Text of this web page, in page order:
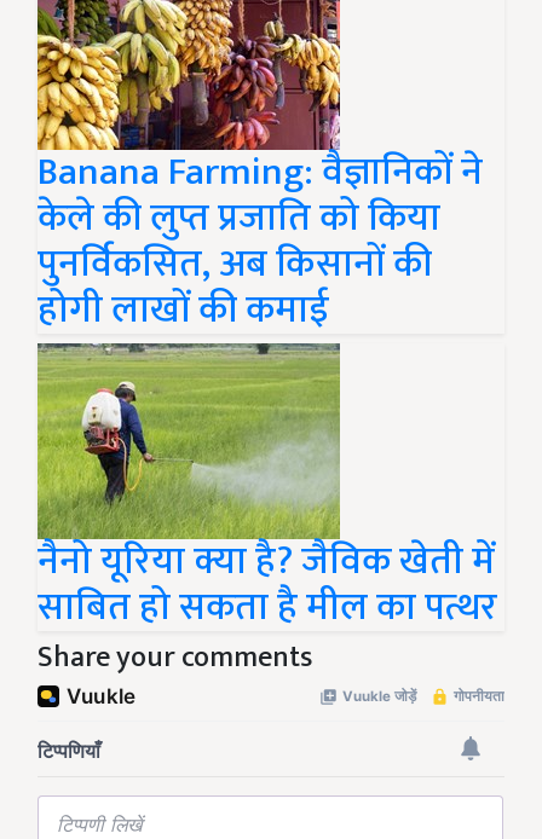
Banana Farming: वैज्ञानिकों ने
केले की लुप्त प्रजाति को किया
पुनर्विकसित, अब किसानों की
होगी लाखों की कमाई
नैनो यूरिया क्या है? जैविक खेती में
साबित हो सकता है मील का पत्थर
Share your comments